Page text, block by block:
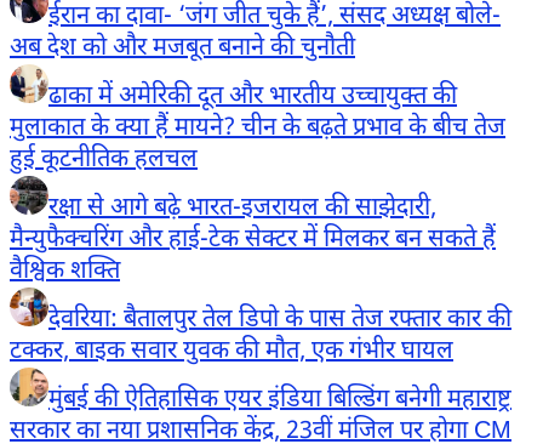
ईरान का दावा- ‘जंग जीत चुके हैं’, संसद अध्यक्ष बोले-
अब देश को और मजबूत बनाने की चुनौती
ढाका में अमेरिकी दूत और भारतीय उच्चायुक्त की
मुलाकात के क्या हैं मायने? चीन के बढ़ते प्रभाव के बीच तेज
हुई कूटनीतिक हलचल
रक्षा से आगे बढ़े भारत-इजरायल की साझेदारी,
मैन्युफैक्चरिंग और हाई-टेक सेक्टर में मिलकर बन सकते हैं
वैश्विक शक्ति
देवरिया: बैतालपुर तेल डिपो के पास तेज रफ्तार कार की
टक्कर, बाइक सवार युवक की मौत, एक गंभीर घायल
मुंबई की ऐतिहासिक एयर इंडिया बिल्डिंग बनेगी महाराष्ट्र
सरकार का नया प्रशासनिक केंद्र, 23वीं मंजिल पर होगा CM